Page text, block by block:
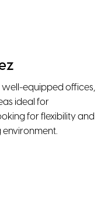
equipped offices,
ideal for
for flexibility and
environment.